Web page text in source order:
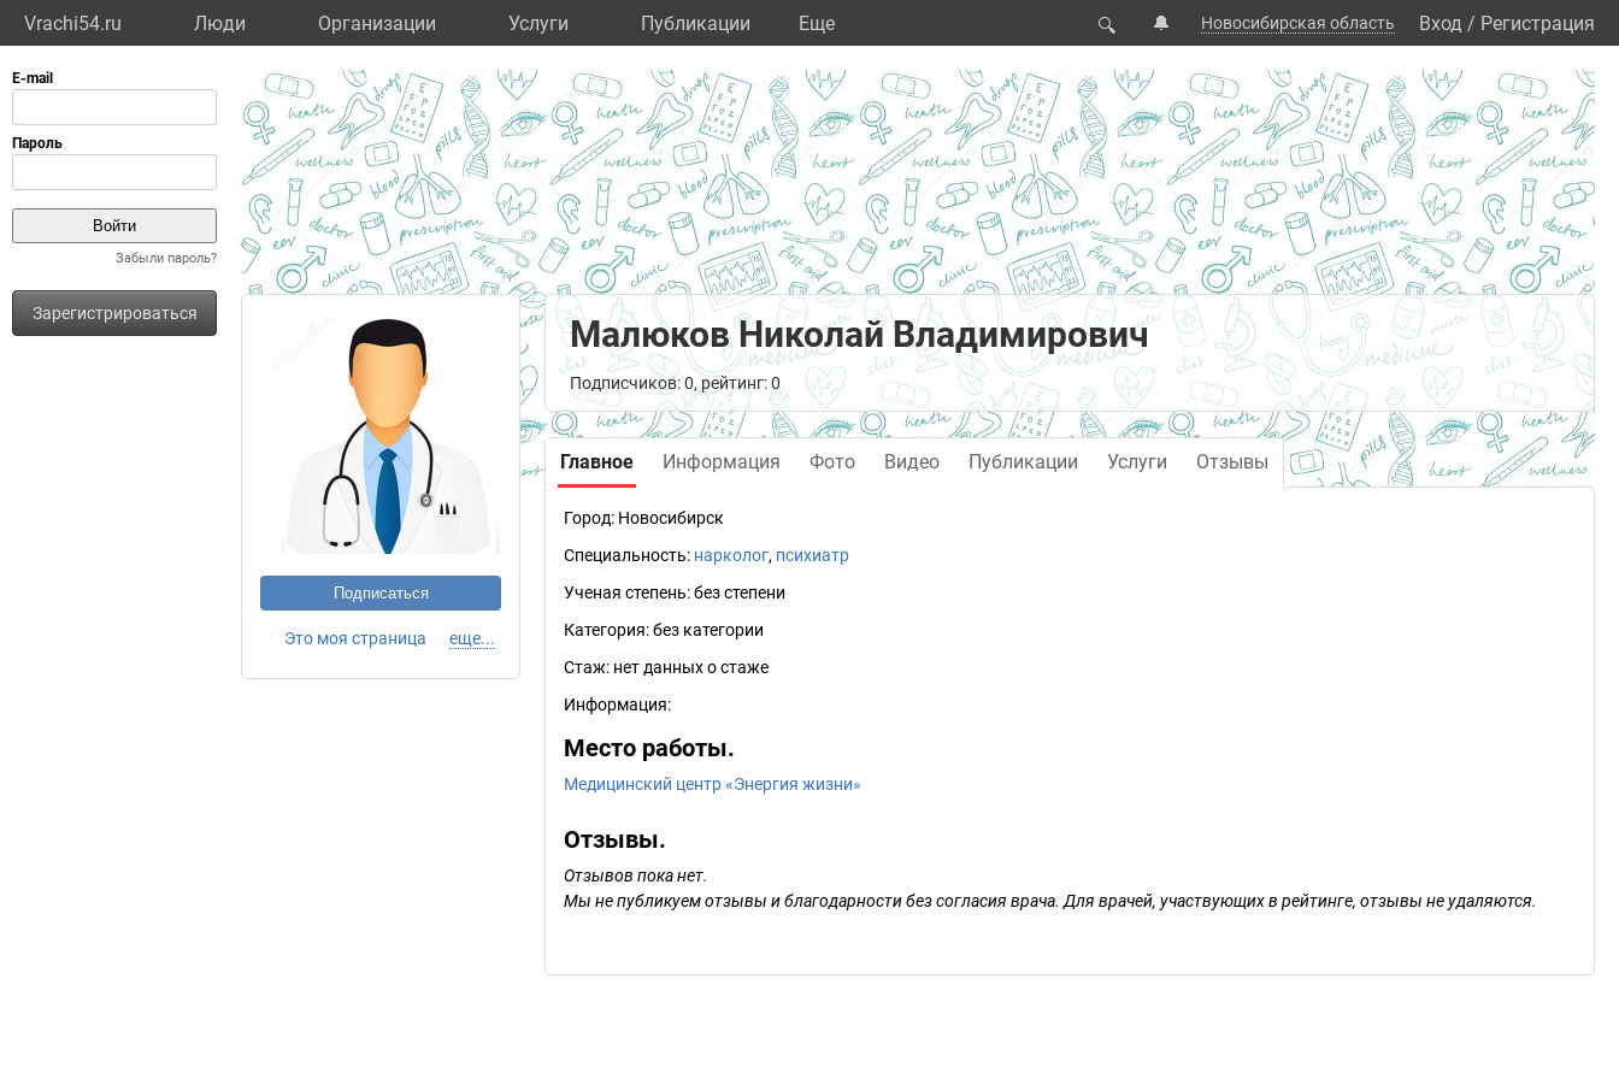
Vrachi54.ru Люди Организации Услуги Публикации Eще 🔍 🔔 Новосибирская область Вход / Регистрация
Забыли пароль?
Зарегистрироваться
Подписаться
Это моя страница еще...
Малюков Николай Владимирович
Подписчиков: 0, рейтинг: 0
Главное Информация Фото Видео Публикации Услуги Отзывы
Город: Новосибирск
Специальность: нарколог, психиатр
Ученая степень:без степени
Категория:без категории
Стаж: нет данных о стаже
Информация:
Место работы.
Медицинский центр «Энергия жизни»
Отзывы.
Отзывов пока нет.
Мы не публикуем отзывы и благодарности без согласия врача. Для врачей, участвующих в рейтинге, отзывы не удаляются.